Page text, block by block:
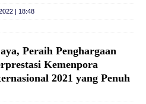
| 18:48
Peraih Penghargaan
Kemenpora
2021 yang Penuh